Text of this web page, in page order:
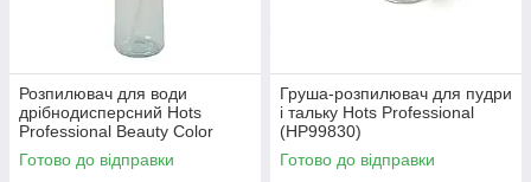
Розпилювач для води
дрібнодисперсний Hots
Professional Beauty Color
прозорий, 350 мл (HP22004-
BC)
Готово до відправки
Груша-розпилювач для пудри
і тальку Hots Professional
(HP99830)
Готово до відправки